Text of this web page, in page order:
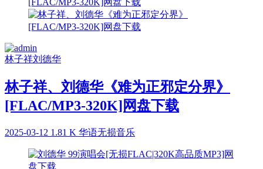
林子祥刘德华
林子祥、刘德华《难为正邪定分界》
[FLAC/MP3-320K]网盘下载
2025-03-12 1.81 K 华语无损音乐